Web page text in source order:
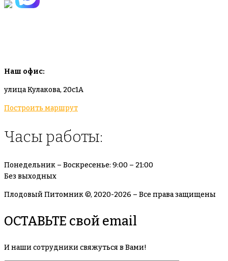
Наш офис:
улица Кулакова, 20с1А
Построить маршрут
Часы работы:
Понедельник – Воскресенье: 9:00 – 21:00
Без выходных
Плодовый Питомник ©, 2020-2026 – Все права защищены
ОСТАВЬТЕ свой email
И наши сотрудники свяжуться в Вами!